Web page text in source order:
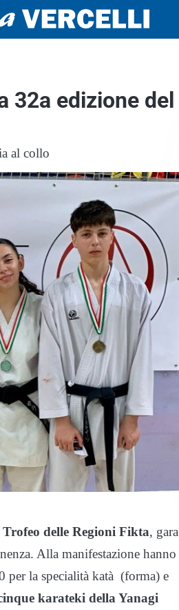
32a edizione del
al collo
delle Regioni Fikta, gara
Alla manifestazione hanno
per la specialità katà (forma) e
karateki della Yanagi